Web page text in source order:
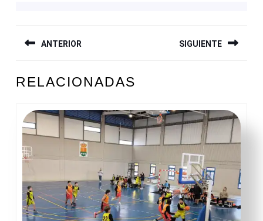
DE
ANTERIOR
anterior:
SIGUIENTE
entrada:
RELACIONADAS